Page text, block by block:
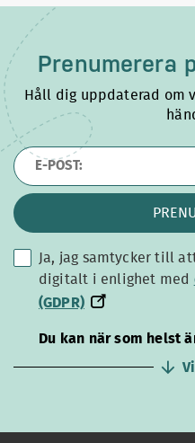
Prenumerera
Håll dig uppdaterad om
Ja, jag samtycker till
digitalt i enlighet med
(GDPR)
Du kan när som helst